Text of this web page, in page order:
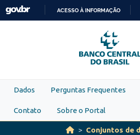
Skip to main content
PARA
O
CONTEÚDO
ACESSO À INFORMAÇÃO
Dados Perguntas Frequentes
Contato Sobre o Portal
Conjuntos de